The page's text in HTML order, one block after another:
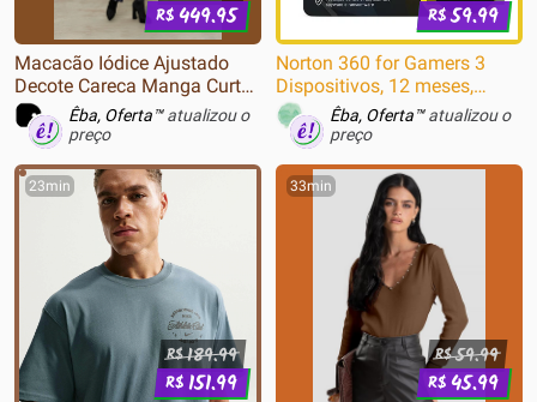
R$449.95
Macacão Iódice Ajustado
Decote Careca Manga Curta
Longo Azul Azul
Êba, Oferta™atualizou o
preço
R$59.99
Norton 360 for Gamers 3
Dispositivos, 12 meses,
Digital para Download -
21415189
Êba, Oferta™atualizou o
preço
23min
R$189.99
R$151.99
33min
R$59.99
R$45.99